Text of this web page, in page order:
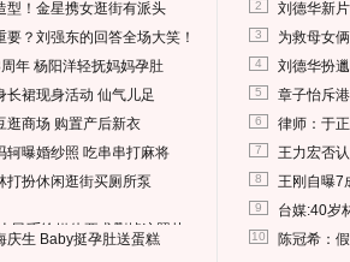
型！金星携女逛街有派头
？刘强东的回答全场大笑！
年 杨阳洋轻抚妈妈孕肚
长裙现身活动 仙气儿足
逛商场 购置产后新衣
轲曝婚纱照 吃串串打麻将
打扮休闲逛街买厕所泵
民币给媒体要求删掉这照片
庆生 Baby挺孕肚送蛋糕
2 刘德华新
3 为救母女
4 刘德华扮
5 章子怡斥
6 律师：于
7 王力宏否
8 王刚自曝7
9 台媒:40岁
10 陈冠希：